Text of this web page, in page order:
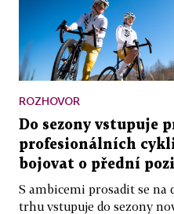
ROZHOVOR
Do sezony vstupuje
profesionálních
bojovat o přední
S ambicemi prosadit se
trhu vstupuje do sezony